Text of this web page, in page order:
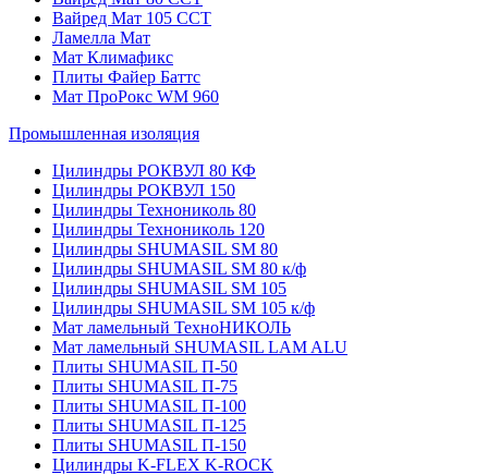
Вайред Мат 105 ССТ
Ламелла Мат
Мат Климафикс
Плиты Файер Баттс
Мат ПроРокс WM 960
Промышленная изоляция
Цилиндры РОКВУЛ 80 КФ
Цилиндры РОКВУЛ 150
Цилиндры Технониколь 80
Цилиндры Технониколь 120
Цилиндры SHUMASIL SM 80
Цилиндры SHUMASIL SM 80 к/ф
Цилиндры SHUMASIL SM 105
Цилиндры SHUMASIL SM 105 к/ф
Мат ламельный ТехноНИКОЛЬ
Мат ламельный SHUMASIL LAM ALU
Плиты SHUMASIL П-50
Плиты SHUMASIL П-75
Плиты SHUMASIL П-100
Плиты SHUMASIL П-125
Плиты SHUMASIL П-150
Цилиндры K-FLEX K-ROCK